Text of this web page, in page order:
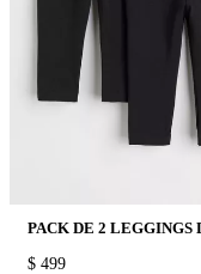
PRICE:
$ 499